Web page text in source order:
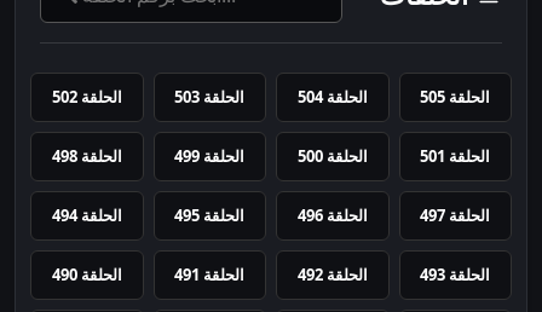
الحلقة 505 الحلقة 504 الحلقة 503 الحلقة 502
الحلقة 501 الحلقة 500 الحلقة 499 الحلقة 498
الحلقة 497 الحلقة 496 الحلقة 495 الحلقة 494
الحلقة 493 الحلقة 492 الحلقة 491 الحلقة 490